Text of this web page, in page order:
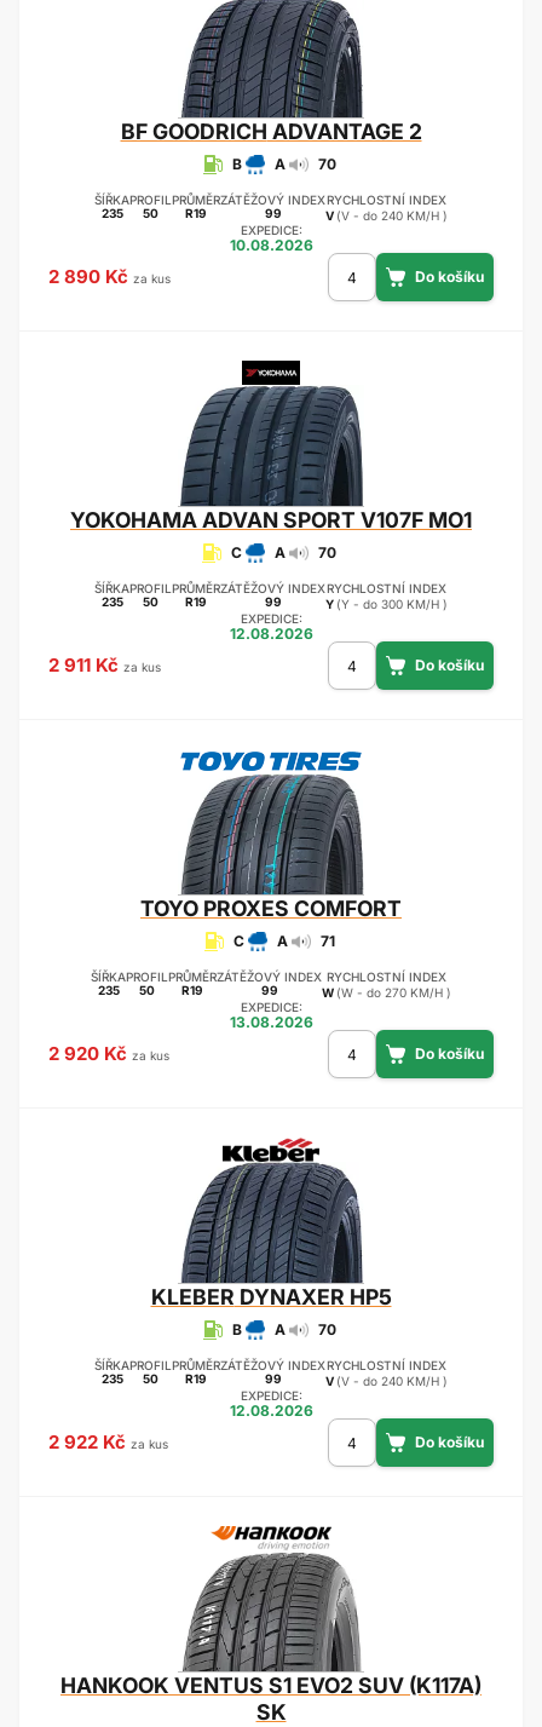
BF GOODRICH ADVANTAGE 2
B A 70
ŠÍŘKA
235
PROFIL
50
PRŮMĚR
R19
ZÁTĚŽOVÝ INDEX
99
RYCHLOSTNÍ INDEX
V (V - do 240 KM/H )
EXPEDICE:
10.08.2026
2 890 Kč za kus
YOKOHAMAADVAN SPORT V107F MO1
C A 70
ŠÍŘKA
235
PROFIL
50
PRŮMĚR
R19
ZÁTĚŽOVÝ INDEX
99
RYCHLOSTNÍ INDEX
Y (Y - do 300 KM/H )
EXPEDICE:
12.08.2026
2 911 Kč za kus
TOYO PROXES COMFORT
C A 71
ŠÍŘKA
235
PROFIL
50
PRŮMĚR
R19
ZÁTĚŽOVÝ INDEX
99
RYCHLOSTNÍ INDEX
W (W - do 270 KM/H )
EXPEDICE:
13.08.2026
2 920 Kč za kus
KLEBER DYNAXER HP5
B A 70
ŠÍŘKA
235
PROFIL
50
PRŮMĚR
R19
ZÁTĚŽOVÝ INDEX
99
RYCHLOSTNÍ INDEX
V (V - do 240 KM/H )
EXPEDICE:
12.08.2026
2 922 Kč za kus
HANKOOK VENTUS S1 EVO2 SUV (K117A)
SK